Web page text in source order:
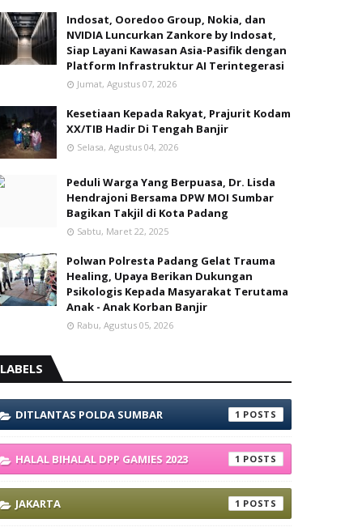
Indosat, Ooredoo Group, Nokia, dan
NVIDIA Luncurkan Zankore by Indosat,
Siap Layani Kawasan Asia-Pasifik dengan
Platform Infrastruktur AI Terintegerasi
Jumat, Agustus 07, 2026
Kesetiaan Kepada Rakyat, Prajurit Kodam
XX/TIB Hadir Di Tengah Banjir
Selasa, Agustus 04, 2026
Peduli Warga Yang Berpuasa, Dr. Lisda
Hendrajoni Bersama DPW MOI Sumbar
Bagikan Takjil di Kota Padang
Sabtu, Maret 22, 2025
Polwan Polresta Padang Gelat Trauma
Healing, Upaya Berikan Dukungan
Psikologis Kepada Masyarakat Terutama
Anak - Anak Korban Banjir
Rabu, Agustus 05, 2026
LABELS
DITLANTAS POLDA SUMBAR 1
HALAL BIHALAL DPP GAMIES 2023 1
JAKARTA 1